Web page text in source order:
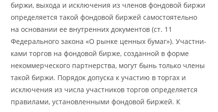
биржи, выхода и исключения из членов фондовой биржи
определяется такой фондовой биржей самостоятельно
на основании ее внутренних документов (ст. 11
Федерального закона «О рынке ценных бумаг»). Участни­
ками торгов на фондовой бирже, созданной в форме
некоммерческого партнерства, могут бынь только члены
такой биржи. Порядок допуска к участию в торгах и
исключения из числа участников торгов опреде­ляется
правилами, установленными фондовой биржей. К